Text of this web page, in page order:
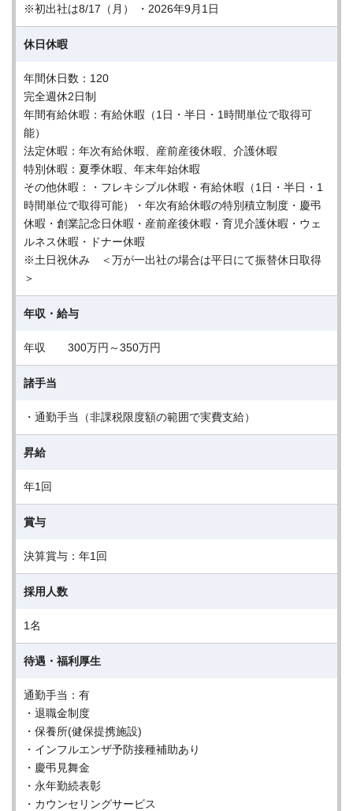
※初出社は8/17（月） ・2026年9月1日
休日休暇
年間休日数：120
完全週休2日制
年間有給休暇：有給休暇（1日・半日・1時間単位で取得可
能）
法定休暇：年次有給休暇、産前産後休暇、介護休暇
特別休暇：夏季休暇、年末年始休暇
その他休暇：・フレキシブル休暇・有給休暇（1日・半日・1
時間単位で取得可能）・年次有給休暇の特別積立制度・慶弔
休暇・創業記念日休暇・産前産後休暇・育児介護休暇・ウェ
ルネス休暇・ドナー休暇
※土日祝休み ＜万が一出社の場合は平日にて振替休日取得
＞
年収・給与
年収 300万円～350万円
諸手当
・通勤手当（非課税限度額の範囲で実費支給）
昇給
年1回
賞与
決算賞与：年1回
採用人数
1名
待遇・福利厚生
通勤手当：有
・退職金制度
・保養所(健保提携施設)
・インフルエンザ予防接種補助あり
・慶弔見舞金
・永年勤続表彰
・カウンセリングサービス